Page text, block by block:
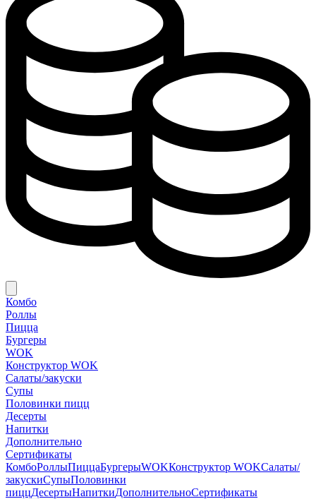
Комбо
Роллы
Пицца
Бургеры
WOK
Конструктор WOK
Салаты/закуски
Супы
Половинки пицц
Десерты
Напитки
Дополнительно
Сертификаты
КомбоРоллыПиццаБургерыWOKКонструктор WOKСалаты/
закускиСупыПоловинки
пиццДесертыНапиткиДополнительноСертификаты